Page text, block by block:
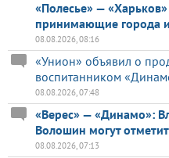
«Полесье» —
принимающие города
08.08.2026, 08:16
«Унион» объявил о
воспитанником
08.08.2026, 07:48
«Верес» — «Динамо»:
Волошин могут
08.08.2026, 07:13